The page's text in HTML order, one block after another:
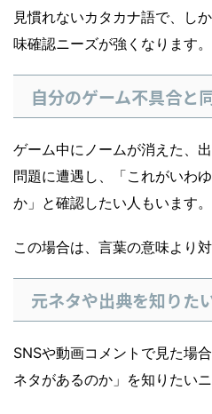
見慣れないカタカナ語で、し
味確認ニーズが強くなります。
自分のゲーム不具合と
ゲーム中にノームが消えた、
問題に遭遇し、「これがいわ
か」と確認したい人もいます。
この場合は、言葉の意味より
元ネタや出典を知りた
SNSや動画コメントで見た場
ネタがあるのか」を知りたいニ